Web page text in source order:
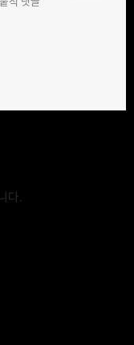
다.
에서부터 걷기